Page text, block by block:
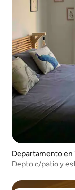
Departamento en
Depto c/patio y